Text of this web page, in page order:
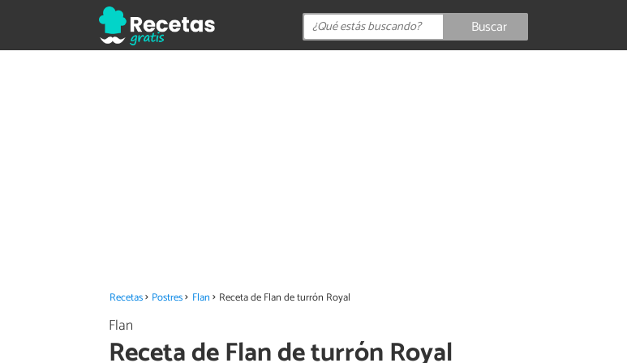
Buscar
Recetas Postres Flan Receta de Flan de turrón Royal
Flan
Receta de Flan de turrón Royal